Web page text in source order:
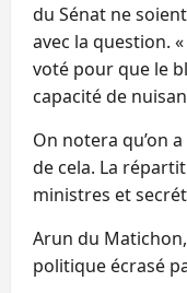
du Sénat ne
avec la question.
voté pour que le
capacité de
On notera qu’on
de cela. La
ministres et
Arun du
politique écrasé